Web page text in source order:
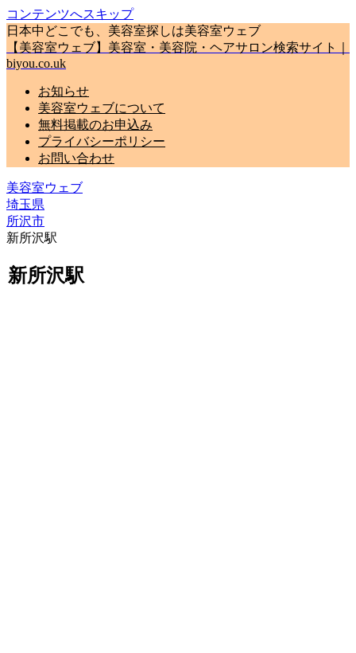
コンテンツへスキップ
日本中どこでも、美容室探しは美容室ウェブ
【美容室ウェブ】美容室・美容院・ヘアサロン検索サイト｜
biyou.co.uk
お知らせ
美容室ウェブについて
無料掲載のお申込み
プライバシーポリシー
お問い合わせ
美容室ウェブ
埼玉県
所沢市
新所沢駅
新所沢駅